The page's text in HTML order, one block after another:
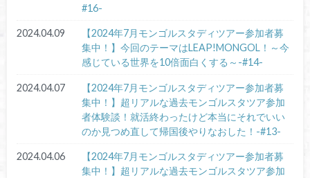
#16-
2024.04.09
【2024年7月モンゴルスタディツアー参加者募
集中！】今回のテーマはLEAP!MONGOL！～今
感じている世界を10倍面白くする～-#14-
2024.04.07
【2024年7月モンゴルスタディツアー参加者募
集中！】超リアルな過去モンゴルスタツア参加
者体験談！就活終わったけど本当にそれでいい
のか見つめ直して帰国後やりなおした！-#13-
2024.04.06
【2024年7月モンゴルスタディツアー参加者募
集中！】超リアルな過去モンゴルスタツア参加